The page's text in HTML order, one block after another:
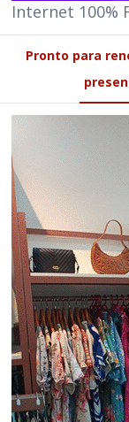
Internet 100%
Pronto para